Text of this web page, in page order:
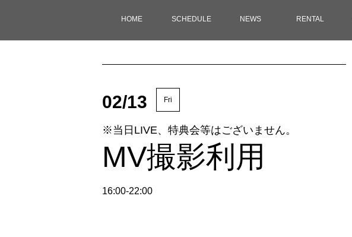
HOME SCHEDULE NEWS RENTAL
02/13 Fri
※当日LIVE、特典会等はございません。
MV撮影利用
16:00-22:00